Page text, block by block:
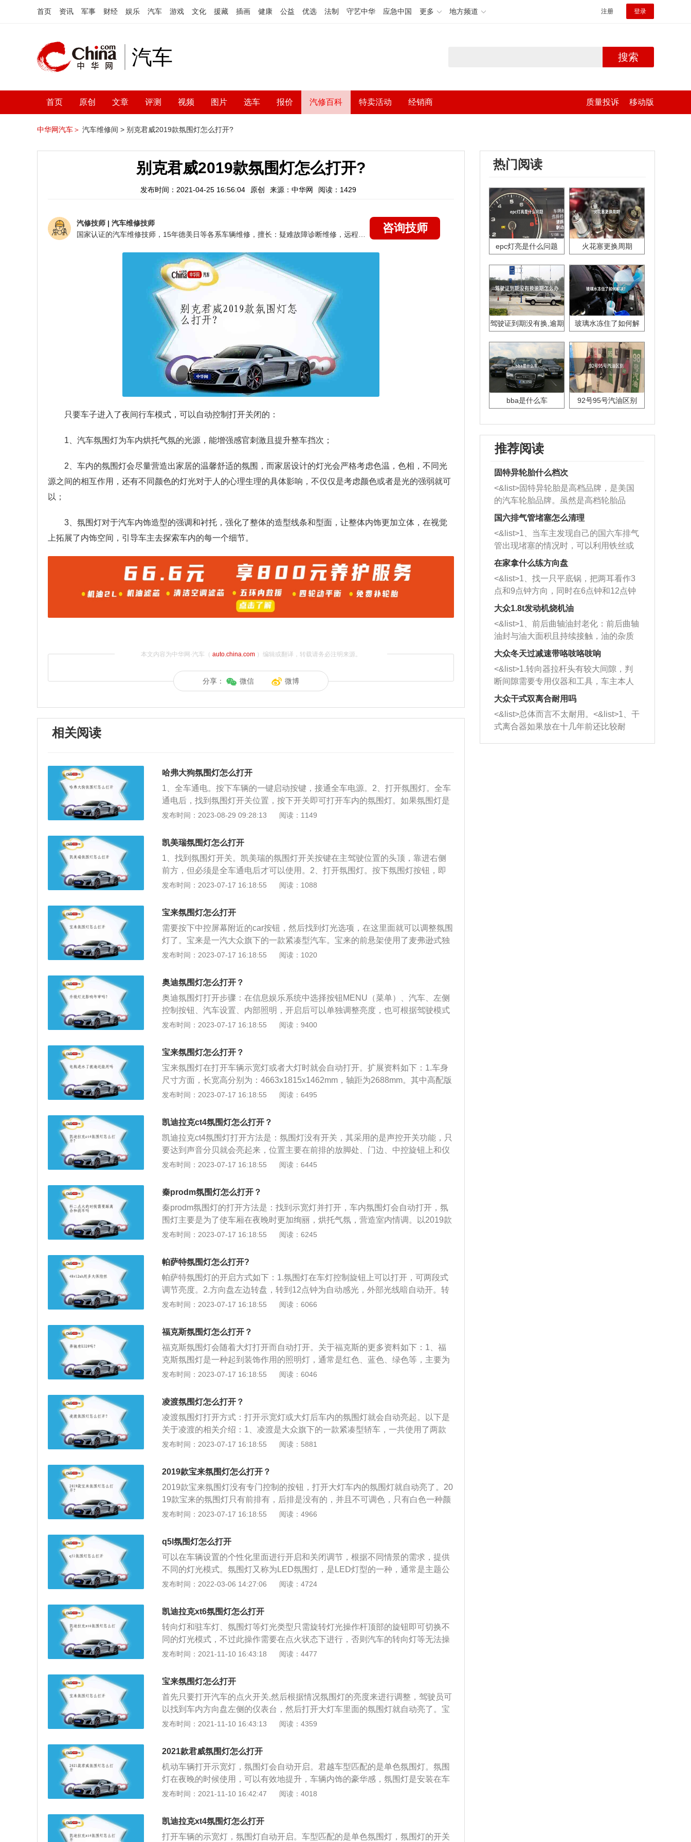
首页 资讯 军事 财经 娱乐 汽车 游戏 文化 援藏 插画 健康 公益 优选 法制 守艺中华 应急中国 更多 地方频道 注册 登录
汽车 搜索
首页 原创 文章 评测 视频 图片 选车 报价 汽修百科 特卖活动 经销商 质量投诉 移动版
中华网汽车＞ 汽车维修间 > 别克君威2019款氛围灯怎么打开?
别克君威2019款氛围灯怎么打开?
发布时间：2021-04-25 16:56:04 原创 来源：中华网 阅读：1429
汽修技师 | 汽车维修技师
咨询技师
只要车子进入了夜间行车模式，可以自动控制打开关闭的：
1、汽车氛围灯为车内烘托气氛的光源，能增强感官刺激且提升整车挡次；
2、车内的氛围灯会尽量营造出家居的温馨舒适的氛围，而家居设计的灯光会严格考虑色温，色相，不同光
源之间的相互作用，还有不同颜色的灯光对于人的心理生理的具体影响，不仅仅是考虑颜色或者是光的强弱就可
以；
3、氛围灯对于汽车内饰造型的强调和衬托，强化了整体的造型线条和型面，让整体内饰更加立体，在视觉
上拓展了内饰空间，引导车主去探索车内的每一个细节。
本文内容为中华网·汽车（ auto.china.com）编辑或翻译，转载请务必注明来源。
分享： 微信 微博
相关阅读
哈弗大狗氛围灯怎么打开
1、全车通电。按下车辆的一键启动按键，接通全车电源。2、打开氛围灯。全车
通电后，找到氛围灯开关位置，按下开关即可打开车内的氛围灯。如果氛围灯是
跟着汽车大灯共同熄灭和开启的，是没有单独开启或关闭的开关的。如果想要改
找到设置选项，点开设置选项向下找到氛围灯选项，打开即可调整颜色。汽车氛
围灯是一种起到车内装饰作用的照明灯，通常情况下有红色、蓝色、绿色等，可
以让车厢在夜晚的时候更加绚丽，烘托车内气氛，营造车内情调。安装车内氛围
灯的时候可能会改变汽车内部电路，所以需要找专业人员进行安装。在选择车内
氛围灯的时候要选择可以调光，因为车内氛围灯的亮度不宜过高，主要起内饰点
发布时间：2023-08-29 09:28:13 阅读：1149
凯美瑞氛围灯怎么打开
1、找到氛围灯开关。凯美瑞的氛围灯开关按键在主驾驶位置的头顶，靠进右侧
前方，但必须是全车通电后才可以使用。2、打开氛围灯。按下氛围灯按钮，即
可打开氛围灯。氛围灯是一种起到装饰作用的照明灯，可以使车辆的车厢在晚上
氛围灯可以增强人们的乘车感受，提升整车的档次。在选择安装的车载氛围灯的
时候，尽量选择可以调光的氛围灯，因为氛围灯的亮度不宜太高，否则可能会影
响驾驶员驾驶车辆时的视线。在安装氛围灯的时候，需要找专业的工作人员进行
安装，因为安装氛围灯可能会改变汽车内部电路，如果安装错误，会导致车辆出
现安全隐患。氛围灯在一定程度上额外增加了汽车的电量消耗，会影响车辆电池
发布时间：2023-07-17 16:18:55 阅读：1088
宝来氛围灯怎么打开
需要按下中控屏幕附近的car按钮，然后找到灯光选项，在这里面就可以调整氛围
灯了。宝来是一汽大众旗下的一款紧凑型汽车。宝来的前悬架使用了麦弗逊式独
立悬架，后悬架使用了扭力梁非独立悬架。宝来在大众车型中属于入门及的三厢
于德系车，在进入到中国的汽车市场中，大众的口碑在国内消费者中还是很不错
的，质量好，动力佳是消费者对大众的评价。而且一些车主反应在出现事故的时
候，其他品牌的车型可能撞变形了，但是大众汽车变形很小。所以很多购买大众
品牌的车主看中他的安全性能高。宝来正式上市已久，这款车型采用的发动机是
目前大众汽车中最先进的技术，除了本身的舒适度和操作性强，入门级别三厢的
树立了新的标杆。
发布时间：2023-07-17 16:18:55 阅读：1020
奥迪氛围灯怎么打开？
奥迪氛围灯打开步骤：在信息娱乐系统中选择按钮MENU（菜单）、汽车、左侧
控制按钮、汽车设置、内部照明，开启后可以单独调整亮度，也可根据驾驶模式
不同，选择调整不同亮度，氛围灯的所有设置都会自动存储起来，并分配给正在
圆环相扣，为德国大众汽车公司的子公司，总部设在德国的英戈尔施塔特，主要
车型有A1、A3、A4、A5、A6、A7、A8、Q1、Q2、Q3、Q5、Q7、Q8、TT、
R8以及S、RS性能系列等。
发布时间：2023-07-17 16:18:55 阅读：9400
宝来氛围灯怎么打开？
宝来氛围灯在打开车辆示宽灯或者大灯时就会自动打开。扩展资料如下：1.车身
尺寸方面，长宽高分别为：4663x1815x1462mm，轴距为2688mm。其中高配版
的高为1473mm。2.动力方面分为两种。第一种：搭载1.5L直列4缸自然吸气发动
二种：搭载1.4T直列4缸涡轮增压发动机，匹配7挡双离合变速箱，最大功率110K
W，最大扭矩250N·m。驱动方式全部为前轮驱动。3.悬架方面，前悬架为麦弗逊
式独立悬架，后悬架为扭力梁式非独立悬架。
发布时间：2023-07-17 16:18:55 阅读：6495
凯迪拉克ct4氛围灯怎么打开？
凯迪拉克ct4氛围灯打开方法是：氛围灯没有开关，其采用的是声控开关功能，只
要达到声音分贝就会亮起来，位置主要在前排的放脚处、门边、中控旋钮上和仪
表盘延伸处。以凯迪拉克ct4的2021款28T风尚型为例：其长宽高分别为4760m
1款28T风尚型是一款中型4门5座三厢车，搭载8挡手自一体变速箱，最高车速达
到每小时220千米。
发布时间：2023-07-17 16:18:55 阅读：6445
秦prodm氛围灯怎么打开？
秦prodm氛围灯的打开方法是：找到示宽灯并打开，车内氛围灯会自动打开，氛
围灯主要是为了使车厢在夜晚时更加绚丽，烘托气氛，营造室内情调。以2019款
秦prodm为例，其属于紧凑型车，车身尺寸是：长4765mm、宽1837mm、高150
是160ps，最大功率是118kw，最大扭矩是245nm，与其匹配的是6挡手动变速
箱。
发布时间：2023-07-17 16:18:55 阅读：6245
帕萨特氛围灯怎么打开?
帕萨特氛围灯的开启方式如下：1.氛围灯在车灯控制旋钮上可以打开，可两段式
调节亮度。2.方向盘左边转盘，转到12点钟为自动感光，外部光线暗自动开。转
到1点钟为手动开启，亮度调节是转盘右边的滚轮，上下滚动可调节。以下是氛
松，不至于开车就会犯困，晚上开车我们很容易走神，如果有一款合适的氛围灯
不仅能让我们在开车的时候精力充沛，还能让我们开车更安全，也是一个很好的
驾驶方式。不过氛围灯也要合理的使用。2、营造氛围：汽车空间虽然狭小，但
是驾驶室里的氛围还是很重要，不同的氛围有不同的心情，这对于我们开车也是
至关重要的，如果我们在车里聊天，听音乐的话有一个氛围灯可以让我们在聊天
大，尤其是对于我们汽车内饰的提升也是尤为重要，在晚上有氛围灯的烘托，让
我们的汽车内饰瞬间提升几个档次肯定是不成问题，不过这也要看车主自己的审
美。合适的氛围灯才会有好的效果，如果选择不慎重效果很可能会适得其反。
发布时间：2023-07-17 16:18:55 阅读：6066
福克斯氛围灯怎么打开？
福克斯氛围灯会随着大灯打开而自动打开。关于福克斯的更多资料如下：1、福
克斯氛围灯是一种起到装饰作用的照明灯，通常是红色、蓝色、绿色等，主要为
了烘托气氛，营造室内情调。2、新福克斯主要针对配置进行调整，提供了两厢
式“马丁脸”设计，全新的大灯组内部配备有LED光源，以及贯穿式LED日间行车
发布时间：2023-07-17 16:18:55 阅读：6046
凌渡氛围灯怎么打开？
凌渡氛围灯打开方式：打开示宽灯或大灯后车内的氛围灯就会自动亮起。以下是
关于凌渡的相关介绍：1、凌渡是大众旗下的一款紧凑型轿车，一共使用了两款
发动机，一款是低功率版1.4升涡轮增压发动机，另一款是高功率版1.4升涡轮增
这款发动机可以在5000转每分钟时输出最大功率，可以在1400到3500转每分钟
时输出最大扭矩。这款发动机搭载了缸内直喷技术，并且使用了铝合金缸盖缸
体。3、高功率版1.4升涡轮增压发动机有150马力和250牛米的最大扭矩，这款发
动机可以在5000转每分钟时输出最大功率，可以在1750到3000转每分钟时输出
最大扭矩。这款发动机搭载了缸内直喷技术，并且使用了铝合金缸盖缸体。
发布时间：2023-07-17 16:18:55 阅读：5881
2019款宝来氛围灯怎么打开？
2019款宝来氛围灯没有专门控制的按钮，打开大灯车内的氛围灯就自动亮了。20
19款宝来的氛围灯只有前排有，后排是没有的，并且不可调色，只有白色一种颜
色。其实严格来说这种灯叫辅助照明灯更贴切，这种氛围灯和彩色的氛围灯是两
为4663mm、1815mm、1462mm，轴距为2688mm。动力方面分为两种，第一种
搭载1.5L直列4缸自然吸气发动机，匹配5挡手动或6挡手自一体变速箱；第二种
搭载1.4T直列4缸涡轮增压发动机，匹配7挡双离合变速箱。
发布时间：2023-07-17 16:18:55 阅读：4966
q5l氛围灯怎么打开
可以在车辆设置的个性化里面进行开启和关闭调节，根据不同情景的需求，提供
不同的灯光模式。氛围灯又称为LED氛围灯，是LED灯型的一种，通常是主题公
园，酒店家居和汽车的艺术照明的完美选择，汽车根据范围的需要设定喜欢的场
节。除了通过汽车设置里面进行控制，还可以采用手机进行智能控制，营造出不
同的智能照明效果，无论是什么驾驶情景，无论是什么心情，都可以选择合适的
灯光效果来衬托氛围，提高汽车在驾驶过程中的乐趣感，减少汽车驾驶员的疲
惫。
发布时间：2022-03-06 14:27:06 阅读：4724
凯迪拉克xt6氛围灯怎么打开
转向灯和驻车灯、氛围灯等灯光类型只需旋转灯光操作杆顶部的旋钮即可切换不
同的灯光模式，不过此操作需要在点火状态下进行，否则汽车的转向灯等无法操
作。汽车的氛围灯可以有效减少汽车行驶过程中驾驶员的疲劳感，驾驶员需要选
场景场合的需求，提供不同的LED范围等风格，但是在使用的过程中需要时刻观
察道路驾驶情况，以免发生意外，导致汽车出现不必要的故障现象。
发布时间：2021-11-10 16:43:18 阅读：4477
宝来氛围灯怎么打开
首先只要打开汽车的点火开关,然后根据情况氛围灯的亮度来进行调整，驾驶员可
以找到车内方向盘左侧的仪表台，然后打开大灯车里面的氛围灯就自动亮了。宝
来是借鉴高端车型迈腾简约又对称的设计风格打造成的汽车，是针对宝马三系、
成，具有浓郁的大众风格。氛围灯的使用可以提高汽车驾驶的娱乐性，提高汽车
驾驶的乐趣，一般高档汽车都会配置多款氛围灯使用。
发布时间：2021-11-10 16:43:13 阅读：4359
2021款君威氛围灯怎么打开
机动车辆打开示宽灯，氛围灯会自动开启。君越车型匹配的是单色氛围灯。氛围
灯在夜晚的时候使用，可以有效地提升，车辆内饰的豪华感，氛围灯是安装在车
辆中控操作台上面，车辆门板的中部位置。上汽通用品牌旗下的别克君威车辆是
两款发动机，分别是1.5T涡轮增压发动机，2.0T涡轮增压发动机，只匹配了一款
变速箱，是手自一体变速箱，车辆的车身结构是4门5座的三厢车型，车辆的能源
发布时间：2021-11-10 16:42:47 阅读：4018
凯迪拉克xt4氛围灯怎么打开
打开车辆的示宽灯，氛围灯自动开启。车型匹配的是单色氛围灯，氛围灯的开关
热门阅读
epc灯亮是什么问题 火花塞更换周期
驾驶证到期没有换,逾期
玻璃水冻住了如何解
bba是什么车 92号95号汽油区别
推荐阅读
固特异轮胎什么档次
<&list>固特异轮胎是高档品牌，是美国
的汽车轮胎品牌。虽然是高档轮胎品
牌，但是中高低端的轮胎都有生产，这
也是为了更好的开拓市场。
国六排气管堵塞怎么清理
<&list>1、当车主发现自己的国六车排气
管出现堵塞的情况时，可以利用铁丝或
者是细棍，直接将杂物给取出来，如果
堵塞情况比较严重，也可以采取应急措
施。 <&list>2、直接利用木棍将所有的
杂物推到排气管里面的位置处，然后将
三元催化器拆解开，就可以将堵塞的东
西取出来。但如果是因为积碳过多引起
的堵塞，就需要将三元催化器泡在草酸
洗剂对堵塞的情况得到解决，将清洗剂
放在燃油箱中，与燃油混合后，车辆启
动时，就可以和汽油一起进入到燃烧
室，最后形成废气排出，就可以让三元
催化器得到清洗，排气管堵塞的情况就
能够得到解决。
在家拿什么练方向盘
<&list>1、找一只平底锅，把两耳看作3
点和9点钟方向，同时在6点钟和12点钟
方向做一个标记。 <&list>2、双手握住
一圈半的练习，往右同样也要打相同的
圈数。 <&list>3、最后强调要反复练
习，这样就可以形成肌肉记忆，在真实
驾驶车辆时，不需要记忆也能打好方
向。
大众1.8t发动机烧机油
<&list>1、前后曲轴油封老化：前后曲轴
油封与油大面积且持续接触，油的杂质
和发动机内持续温度变化使其密封效果
逐渐减弱，导致渗油或漏油。<&list>2、
活塞间隙过大：积碳会使活塞环与缸体
的间隙扩大，导致机油流入燃烧室中，
造成烧机油。<&list>3、机油粘度。使用
机油粘度过小的话，同样会有烧机油现
象，机油粘度过小具有很好的流动性，
大众冬天过减速带咯吱咯吱响
<&list>1.转向器拉杆头有较大间隙，判
断间隙需要专用仪器和工具，车主本人
无法制作，需要将车辆送到修理厂或4s
店；<&list>2.车辆半轴套管防尘罩破
裂，破裂后会出现漏油现象，使半轴磨
损严重，磨损的半轴容易损坏，产生异
响；<&list>3.稳定器的转向胶套和球头
大众干式双离合耐用吗
<&list>总体而言不太耐用。<&list>1、干
式离合器如果放在十几年前还比较耐